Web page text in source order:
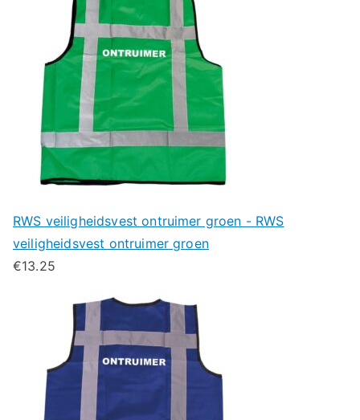
RWS veiligheidsvest ontruimer groen - RWS
veiligheidsvest ontruimer groen
€13.25